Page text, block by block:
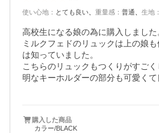
使い心地 ： とても良い 重量感 ： 普通 生地 ：
高校生になる娘の為に購入しました
ミルクフェドのリュックは上の娘
は知っていました。
こちらのリュックもつくりがすご
明なキーホルダーの部分も可愛くて
購入した商品
カラー/BLACK